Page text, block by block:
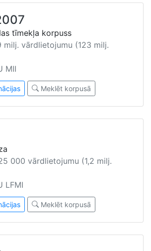
tīmekļa korpuss
milj. vārdlietojumu (123 milj.
MII
Meklēt korpusā
000 vārdlietojumu (1,2 milj.
LFMI
Meklēt korpusā